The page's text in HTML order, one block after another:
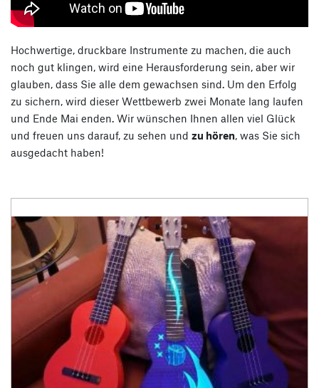
Hochwertige, druckbare Instrumente zu machen, die auch
noch gut klingen, wird eine Herausforderung sein, aber wir
glauben, dass Sie alle dem gewachsen sind. Um den Erfolg
zu sichern, wird dieser Wettbewerb zwei Monate lang laufen
und Ende Mai enden. Wir wünschen Ihnen allen viel Glück
und freuen uns darauf, zu sehen und zu hören, was Sie sich
ausgedacht haben!